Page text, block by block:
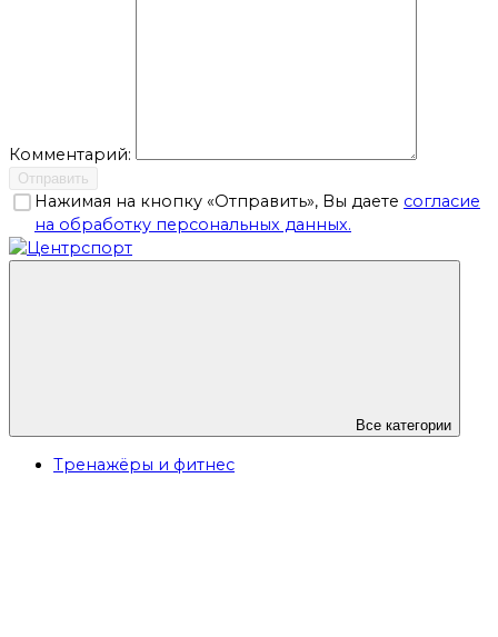
Комментарий:
Отправить
Нажимая на кнопку «Отправить», Вы даете согласие
на обработку персональных данных.
Все категории
Тренажёры и фитнес